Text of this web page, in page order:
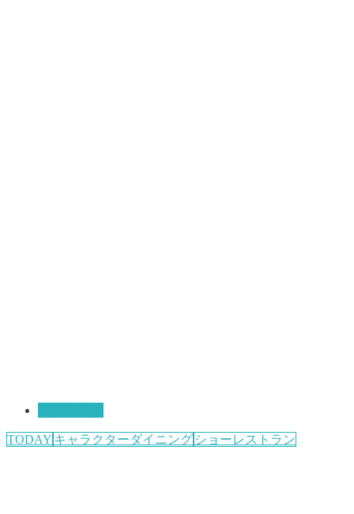
TODAY キャラクターダイニング ショーレストラン